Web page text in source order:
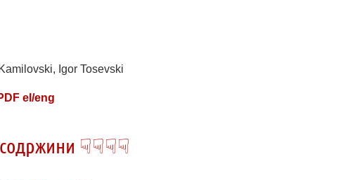
Igor Tosevski
el/eng
☟☟☟☟